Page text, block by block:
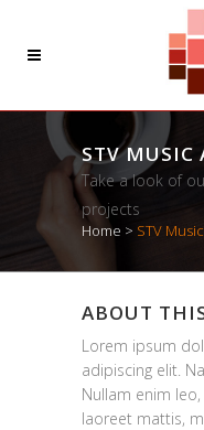
STV MUSIC
Take a look of
projects
Home > STV
ABOUT
Lorem ipsum
adipiscing elit.
Nullam enim
laoreet mattis,